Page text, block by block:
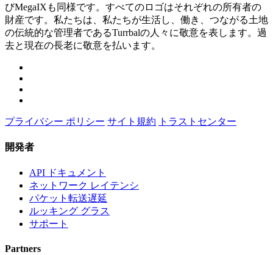
びMegaIXも同様です。すべてのロゴはそれぞれの所有者の
財産です。私たちは、私たちが生活し、働き、つながる土地
の伝統的な管理者であるTurrbalの人々に敬意を表します。過
去と現在の長老に敬意を払います。
プライバシー ポリシー サイト規約 トラストセンター
開発者
API ドキュメント
ネットワーク レイテンシ
パケット転送遅延
ルッキング グラス
サポート
Partners